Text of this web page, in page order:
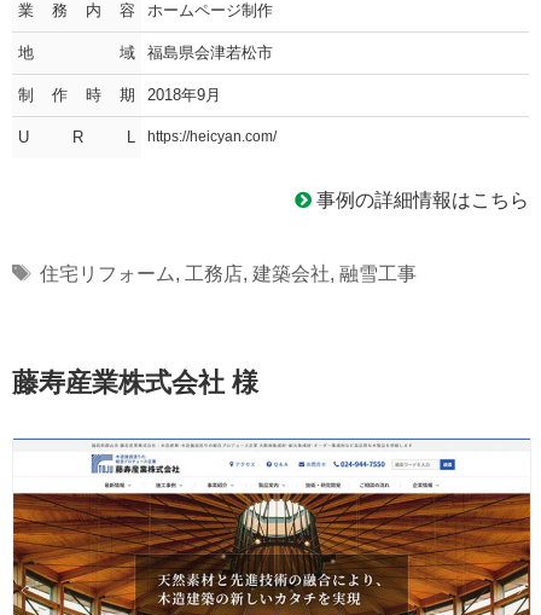
業務内容 ホームページ制作
地域 福島県会津若松市
制作時期 2018年9月
U R L https://heicyan.com/
事例の詳細情報はこちら
Tags
住宅リフォーム, 工務店, 建築会社, 融雪工事
藤寿産業株式会社 様